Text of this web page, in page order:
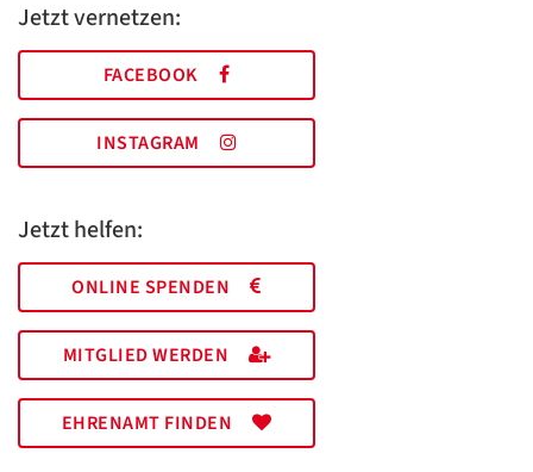
Jetzt vernetzen:
FACEBOOK
INSTAGRAM
Jetzt helfen:
ONLINE SPENDEN
MITGLIED WERDEN
EHRENAMT FINDEN